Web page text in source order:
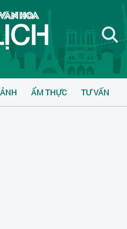
ẢNH ẨM THỰC TƯ VẤN